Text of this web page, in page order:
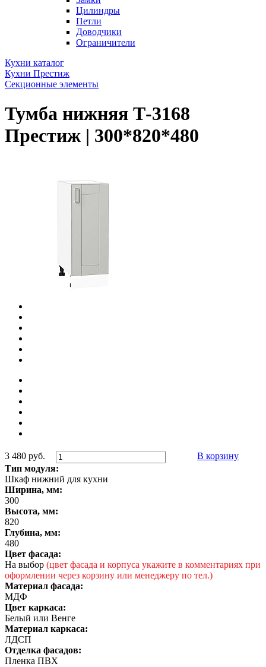
Цилиндры
Петли
Доводчики
Ограничители
Кухни каталог
Кухни Престиж
Секционные элементы
Тумба нижняя Т-3168
Престиж | 300*820*480
3 480 руб.
В корзину
Тип модуля:
Шкаф нижний для кухни
Ширина, мм:
300
Высота, мм:
820
Глубина, мм:
480
Цвет фасада:
На выбор (цвет фасада и корпуса укажите в комментариях при
оформлении через корзину или менеджеру по тел.)
Материал фасада:
МДФ
Цвет каркаса:
Белый или Венге
Материал каркаса:
ЛДСП
Отделка фасадов:
Пленка ПВХ